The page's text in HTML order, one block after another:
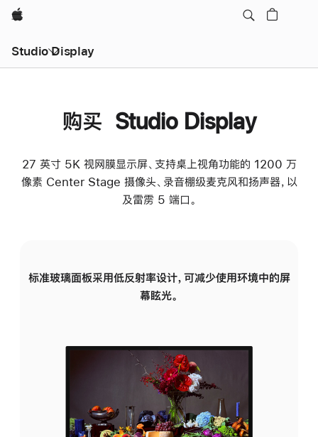
Apple
Studio Display
购买 Studio Display
27 英寸 5K 视网膜显示屏、支持桌上视角功能的 1200 万
像素 Center Stage 摄像头、录音棚级麦克风和扬声器，以
及雷雳 5 端口。
标准玻璃面板采用低反射率设计，可减少使用环境中的屏
幕眩光。